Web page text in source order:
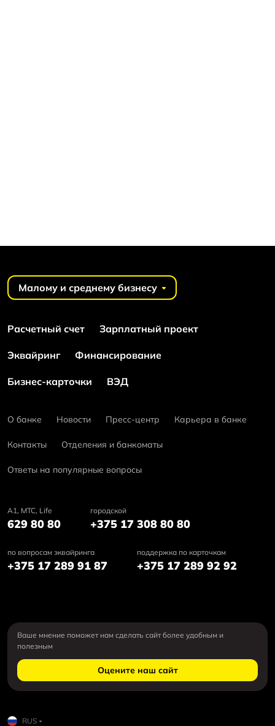
Малому и среднему бизнесу
Расчетный счет Зарплатный проект
Эквайринг Финансирование
Бизнес-карточки ВЭД
О банке Новости Пресс-центр Карьера в банке
Контакты Отделения и банкоматы
Ответы на популярные вопросы
А1, MTC, Life
629 80 80
городской
+375 17 308 80 80
по вопросам эквайринга
+375 17 289 91 87
поддержка по карточкам
+375 17 289 92 92
Ваше мнение поможет нам сделать сайт более удобным и
полезным
Оцените наш сайт
RUS